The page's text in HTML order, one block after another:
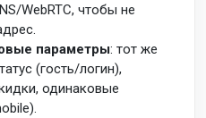
WebRTC, чтобы не
параметры: тот же
(гость/логин),
одинаковые